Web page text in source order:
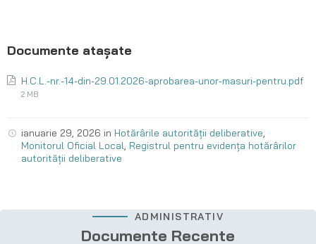
H.C.L.-nr.-14-din-29.01.2026-aprobarea-unor-masuri-pentru.pdf
2 MB
ianuarie 29, 2026 in Hotărârile autorității deliberative,
Monitorul Oficial Local, Registrul pentru evidența hotărârilor
autorității deliberative
ADMINISTRATIV
Documente Recente